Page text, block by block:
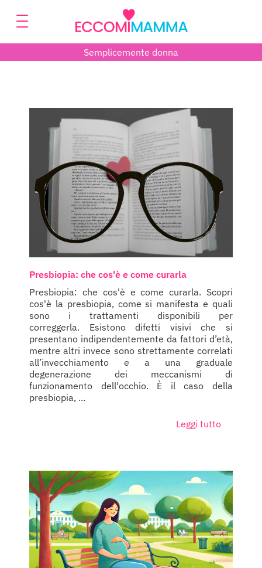
Semplicemente donna
Presbiopia: che cos'è e come curarla
Presbiopia: che cos'è e come curarla. Scopri
cos'è la presbiopia, come si manifesta e quali
sono i trattamenti disponibili per
correggerla. Esistono difetti visivi che si
presentano indipendentemente da fattori d’età,
mentre altri invece sono strettamente correlati
all’invecchiamento e a una graduale
degenerazione dei meccanismi di
funzionamento dell'occhio. È il caso della
presbiopia, ...
Leggi tutto